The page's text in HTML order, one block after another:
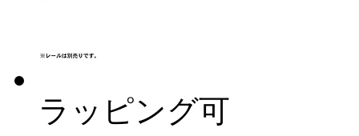
ラッピング可